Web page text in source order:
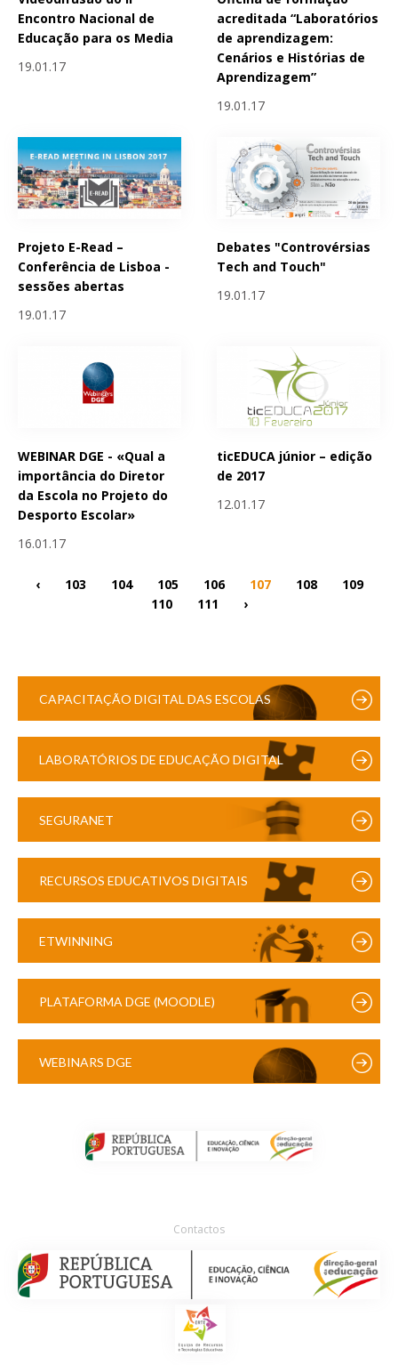
Encontro Nacional de
Educação para os Media
19.01.17
acreditada “Laboratórios
de aprendizagem:
Cenários e Histórias de
Aprendizagem”
19.01.17
Projeto E-Read –
Conferência de Lisboa -
sessões abertas
19.01.17
Debates "Controvérsias
Tech and Touch"
19.01.17
WEBINAR DGE - «Qual a
importância do Diretor
da Escola no Projeto do
Desporto Escolar»
16.01.17
ticEDUCA júnior – edição
de 2017
12.01.17
‹ 103 104 105 106 107 108
109
110
111 ›
CAPACITAÇÃO DIGITAL DAS ESCOLAS
LABORATÓRIOS DE EDUCAÇÃO DIGITAL
SEGURANET
RECURSOS EDUCATIVOS DIGITAIS
ETWINNING
PLATAFORMA DGE (MOODLE)
WEBINARS DGE
Contactos